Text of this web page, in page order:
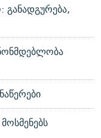
განადგურება,